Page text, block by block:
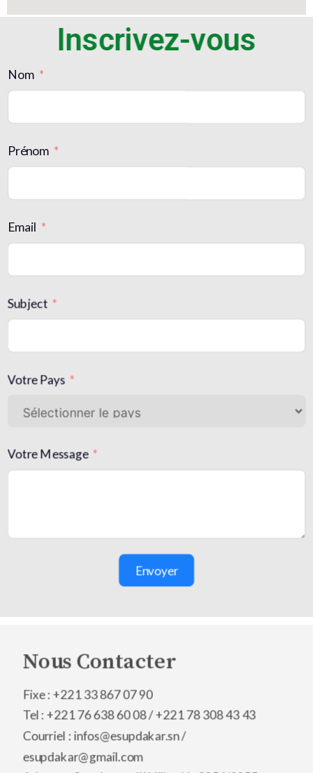
Inscrivez-vous
Nom
Prénom
Email
Subject
Votre Pays
Votre Message
Envoyer
Nous Contacter
Fixe : +221 33 867 07 90
Tel : +221 76 638 60 08 /+221 78 308 43 43
Courriel : infos@esupdakar.sn /
esupdakar@gmail.com